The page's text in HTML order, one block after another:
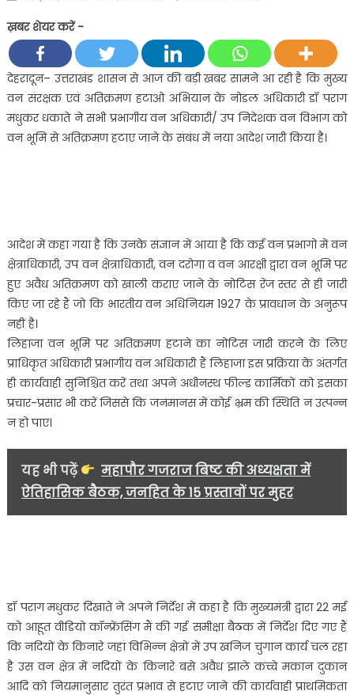
में
बसे
गोठ,
खत्ते,
वन
ग्राम
ख़बर शेयर करें -
देहरादून– उत्तराखंड शासन से आज की बड़ी खबर सामने आ रही है कि मुख्य
वन संरक्षक एवं अतिक्रमण हटाओ अभियान के नोडल अधिकारी डॉ पराग
मधुकर धकाते ने सभी प्रभागीय वन अधिकारी/ उप निदेशक वन विभाग को
वन भूमि से अतिक्रमण हटाए जाने के संबंध में नया आदेश जारी किया है।
आदेश में कहा गया है कि उनके संज्ञान में आया है कि कई वन प्रभागो में वन
क्षेत्राधिकारी, उप वन क्षेत्राधिकारी, वन दरोगा व वन आरक्षी द्वारा वन भूमि पर
हुए अवैध अतिक्रमण को खाली कराए जाने के नोटिस रेंज स्तर से ही जारी
किए जा रहे हैं जो कि भारतीय वन अधिनियम 1927 के प्रावधान के अनुरूप
नहीं है।
लिहाजा वन भूमि पर अतिक्रमण हटाने का नोटिस जारी करने के लिए
प्राधिकृत अधिकारी प्रभागीय वन अधिकारी हैं लिहाजा इस प्रक्रिया के अंतर्गत
ही कार्यवाही सुनिश्चित करें तथा अपने अधीनस्थ फील्ड कार्मिकों को इसका
प्रचार-प्रसार भी करें जिससे कि जनमानस में कोई भ्रम की स्थिति न उत्पन्न
न हो पाए।
यह भी पढ़ें
महापौर गजराज बिष्ट की अध्यक्षता में
ऐतिहासिक बैठक, जनहित के 15 प्रस्तावों पर मुहर
डॉ पराग मधुकर दिखाते ने अपने निर्देश में कहा है कि मुख्यमंत्री द्वारा 22 मई
को आहूत वीडियो कॉन्फ्रेंसिंग मैं की गई समीक्षा बैठक में निर्देश दिए गए हैं
कि नदियों के किनारे जहां विभिन्न क्षेत्रों में उप खनिज चुगान कार्य चल रहा
है उस वन क्षेत्र में नदियों के किनारे बसे अवैध झाले कच्चे मकान दुकान
आदि को नियमानुसार तुरंत प्रभाव से हटाए जाने की कार्यवाही प्राथमिकता